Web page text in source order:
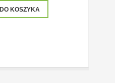
DO KOSZYKA